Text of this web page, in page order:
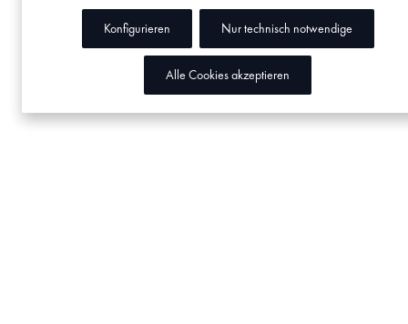
Nur technisch notwendige
Konfigurieren
Alle Cookies akzeptieren